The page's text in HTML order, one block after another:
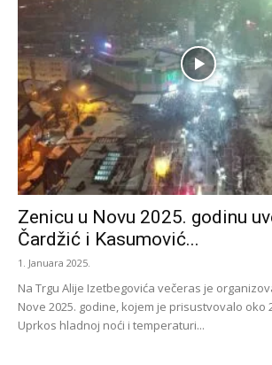
Zenicu u Novu 2025. godinu
Čardžić i Kasumović...
1. Januara 2025.
Na Trgu Alije Izetbegovića večeras je
Nove 2025. godine, kojem je prisustvovalo oko
Uprkos hladnoj noći i temperaturi...